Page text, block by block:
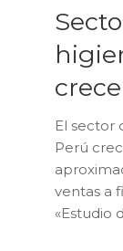
El sector
Perú
ventas a
«Estudio